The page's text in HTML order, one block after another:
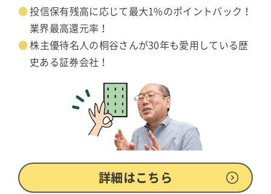
投信保有残高に応じて最大1%のポイントバック！
業界最高還元率！
株主優待名人の桐谷さんが30年も愛用している歴
史ある証券会社！
詳細はこちら